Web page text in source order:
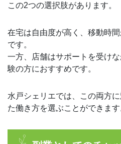
この2つの選択肢があります。
在宅は自由度が高く、移動時
です。
一方、店舗はサポートを受け
験の方におすすめです。
水戸シェリエでは、この両方
た働き方を選ぶことができます